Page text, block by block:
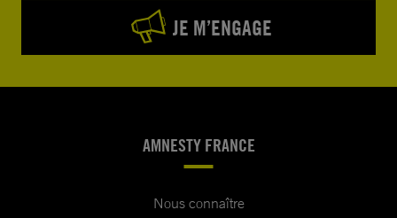
JE M’ENGAGE
AMNESTY FRANCE
Nous connaître